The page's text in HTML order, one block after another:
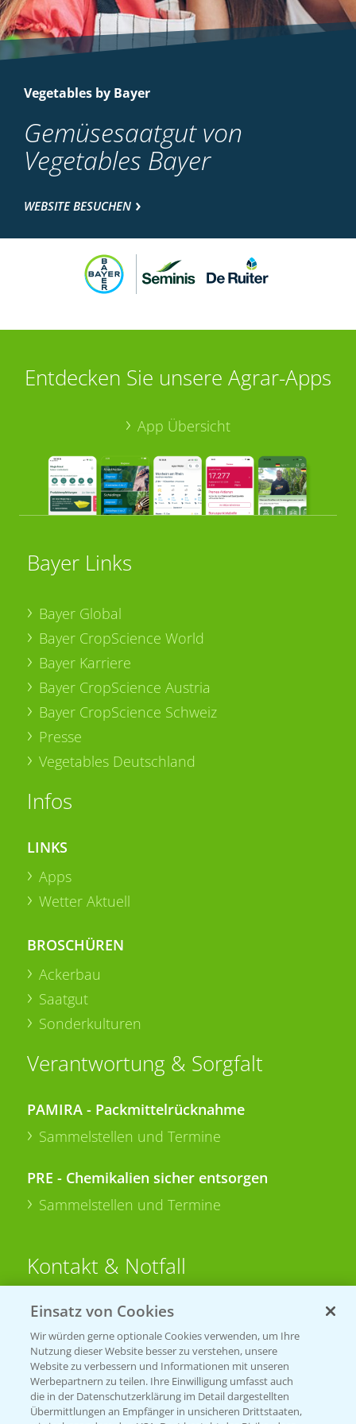
Vegetables by Bayer
Gemüsesaatgut von
Vegetables Bayer
WEBSITE BESUCHEN
Entdecken Sie unsere Agrar-Apps
App Übersicht
Bayer Links
Bayer Global
Bayer CropScience World
Bayer Karriere
Bayer CropScience Austria
Bayer CropScience Schweiz
Presse
Vegetables Deutschland
Infos
LINKS
Apps
Wetter Aktuell
BROSCHÜREN
Ackerbau
Saatgut
Sonderkulturen
Verantwortung & Sorgfalt
PAMIRA - Packmittelrücknahme
Sammelstellen und Termine
PRE - Chemikalien sicher entsorgen
Sammelstellen und Termine
Kontakt & Notfall
Beratung auf WhatsApp
T.+49 (0)174 346 564 1
KONTAKT
Einsatz von Cookies
Wir würden gerne optionale Cookies verwenden, um Ihre
Nutzung dieser Website besser zu verstehen, unsere
Website zu verbessern und Informationen mit unseren
Werbepartnern zu teilen. Ihre Einwilligung umfasst auch
die in der Datenschutzerklärung im Detail dargestellten
Übermittlungen an Empfänger in unsicheren Drittstaaten,